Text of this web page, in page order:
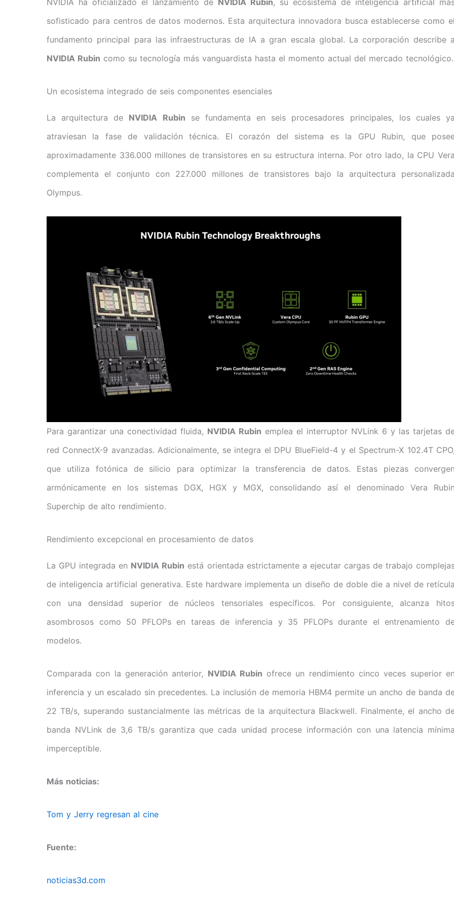
NVIDIA ha oficializado el lanzamiento de NVIDIA Rubin, su ecosistema de inteligencia artificial
sofisticado para centros de datos modernos. Esta arquitectura innovadora busca establecerse como el
fundamento principal para las infraestructuras de IA a gran escala global. La corporación describe a
NVIDIA Rubin como su tecnología más vanguardista hasta el momento actual del mercado tecnológico.
Un ecosistema integrado de seis componentes esenciales
La arquitectura de NVIDIA Rubin se fundamenta en seis procesadores principales, los cuales ya
atraviesan la fase de validación técnica. El corazón del sistema es la GPU Rubin, que
aproximadamente 336.000 millones de transistores en su estructura interna. Por otro lado, la CPU Vera
complementa el conjunto con 227.000 millones de transistores bajo la arquitectura personalizada
Olympus.
Para garantizar una conectividad fluida, NVIDIA Rubin emplea el interruptor NVLink 6 y las tarjetas
red ConnectX-9 avanzadas. Adicionalmente, se integra el DPU BlueField-4 y el Spectrum-X 102.4T CPO,
que utiliza fotónica de silicio para optimizar la transferencia de datos. Estas piezas convergen
armónicamente en los sistemas DGX, HGX y MGX, consolidando así el denominado Vera Rubin
Superchip de alto rendimiento.
Rendimiento excepcional en procesamiento de datos
La GPU integrada en NVIDIA Rubin está orientada estrictamente a ejecutar cargas de trabajo
de inteligencia artificial generativa. Este hardware implementa un diseño de doble die a nivel de retícula
con una densidad superior de núcleos tensoriales específicos. Por consiguiente, alcanza
asombrosos como 50 PFLOPs en tareas de inferencia y 35 PFLOPs durante el entrenamiento
modelos.
Comparada con la generación anterior, NVIDIA Rubin ofrece un rendimiento cinco veces superior en
inferencia y un escalado sin precedentes. La inclusión de memoria HBM4 permite un ancho de banda
22 TB/s, superando sustancialmente las métricas de la arquitectura Blackwell. Finalmente, el ancho
banda NVLink de 3,6 TB/s garantiza que cada unidad procese información con una latencia mínima
imperceptible.
Más noticias:
Tom y Jerry regresan al cine
Fuente:
noticias3d.com